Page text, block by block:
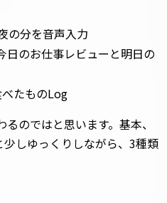
の分を音声入力
のお仕事レビューと明日の
たものLog
のではと思います。基本、
しゆっくりしながら、3種類